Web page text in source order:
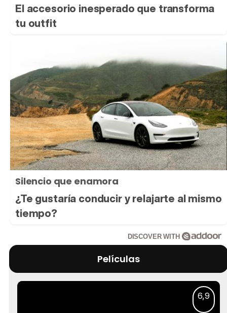
El accesorio inesperado que transforma
tu outfit
Silencio que enamora
¿Te gustaría conducir y relajarte al mismo
tiempo?
DISCOVER WITH
Películas
6,9